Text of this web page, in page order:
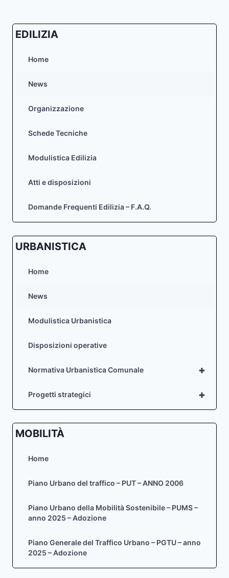
EDILIZIA
Home
News
Organizzazione
Schede Tecniche
Modulistica Edilizia
Atti e disposizioni
Domande Frequenti Edilizia – F.A.Q.
URBANISTICA
Home
News
Modulistica Urbanistica
Disposizioni operative
+
Normativa Urbanistica Comunale
+
Progetti strategici
MOBILITÀ
Home
Piano Urbano del traffico – PUT – ANNO 2006
Piano Urbano della Mobilità Sostenibile – PUMS –
anno 2025 – Adozione
Piano Generale del Traffico Urbano – PGTU – anno
2025 – Adozione